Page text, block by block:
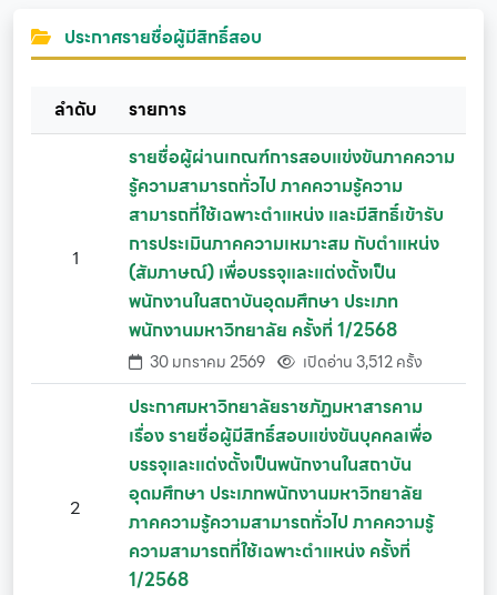
ประกาศรายชื่อผู้มีสิทธิ์สอบ
ลำดับ รายการ
1
รายชื่อผู้ผ่านเกณฑ์การสอบแข่งขันภาคความ
รู้ความสามารถทั่วไป ภาคความรู้ความ
สามารถที่ใช้เฉพาะตำแหน่ง และมีสิทธิ์เข้ารับ
การประเมินภาคความเหมาะสม กับตำแหน่ง
(สัมภาษณ์) เพื่อบรรจุและแต่งตั้งเป็น
พนักงานในสถาบันอุดมศึกษา ประเภท
พนักงานมหาวิทยาลัย ครั้งที่ 1/2568
30 มกราคม 2569 เปิดอ่าน 3,512 ครั้ง
2
ประกาศมหาวิทยาลัยราชภัฏมหาสารคาม
เรื่อง รายชื่อผู้มีสิทธิ์สอบแข่งขันบุคคลเพื่อ
บรรจุและแต่งตั้งเป็นพนักงานในสถาบัน
อุดมศึกษา ประเภทพนักงานมหาวิทยาลัย
ภาคความรู้ความสามารถทั่วไป ภาคความรู้
ความสามารถที่ใช้เฉพาะตำแหน่ง ครั้งที่
1/2568